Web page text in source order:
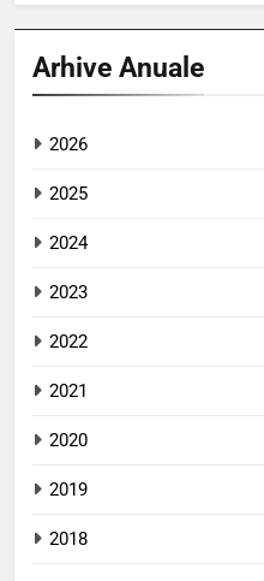
Arhive Anuale
2026
2025
2024
2023
2022
2021
2020
2019
2018